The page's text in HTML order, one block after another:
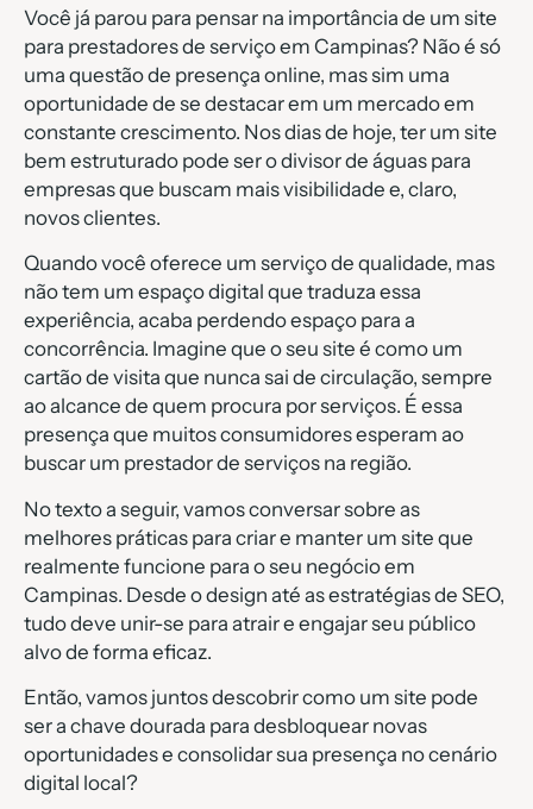
Você já parou para pensar na importância de um site
para prestadores de serviço em Campinas? Não é só
uma questão de presença online, mas sim uma
oportunidade de se destacar em um mercado em
constante crescimento. Nos dias de hoje, ter um site
bem estruturado pode ser o divisor de águas para
empresas que buscam mais visibilidade e, claro,
novos clientes.
Quando você oferece um serviço de qualidade, mas
não tem um espaço digital que traduza essa
experiência, acaba perdendo espaço para a
concorrência. Imagine que o seu site é como um
cartão de visita que nunca sai de circulação, sempre
ao alcance de quem procura por serviços. É essa
presença que muitos consumidores esperam ao
buscar um prestador de serviços na região.
No texto a seguir, vamos conversar sobre as
melhores práticas para criar e manter um site que
realmente funcione para o seu negócio em
Campinas. Desde o design até as estratégias de SEO,
tudo deve unir-se para atrair e engajar seu público
alvo de forma eficaz.
Então, vamos juntos descobrir como um site pode
ser a chave dourada para desbloquear novas
oportunidades e consolidar sua presença no cenário
digital local?